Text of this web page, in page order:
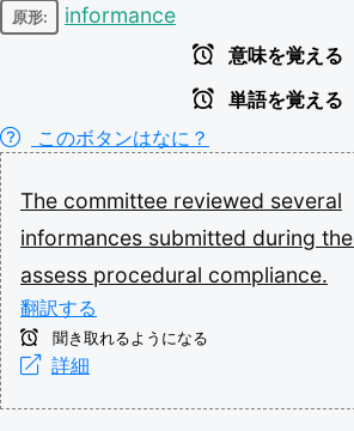
原形: informance
意味を覚える
単語を覚える
このボタンはなに？
The committee reviewed several
informances submitted during the
assess procedural compliance.
翻訳する
聞き取れるようになる
詳細